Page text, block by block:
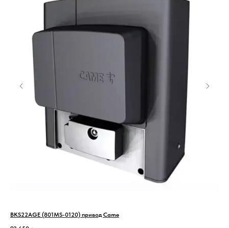
BKS22AGE (801MS-0120) привод Came